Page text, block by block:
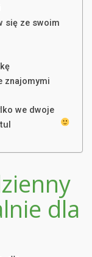
się ze swoim
znajomymi
we dwoje
dla